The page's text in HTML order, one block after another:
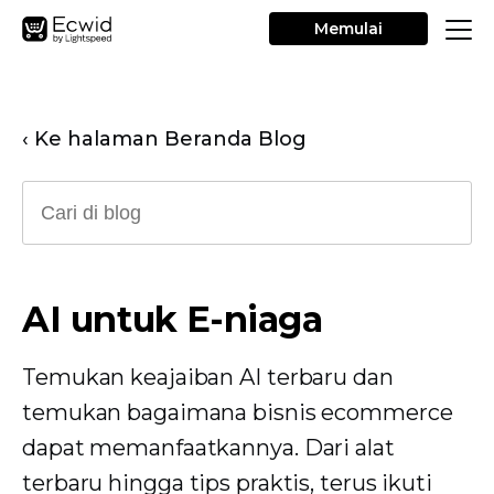
Memulai
‹ Ke halaman Beranda Blog
AI untuk E-niaga
Temukan keajaiban AI terbaru dan
temukan bagaimana bisnis ecommerce
dapat memanfaatkannya. Dari alat
terbaru hingga tips praktis, terus ikuti